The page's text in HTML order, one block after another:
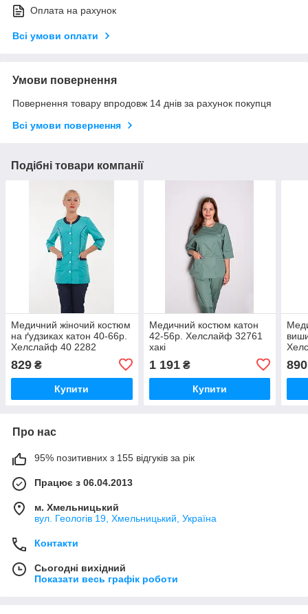
Оплата на рахунок
Всі умови оплати
Умови повернення
Повернення товару впродовж 14 днів за рахунок покупця
Всі умови повернення
Подібні товари компанії
Медичний жіночий костюм
на ґудзиках катон 40-66р.
Хелслайф 40 2282
829 ₴
Купити
Медичний костюм катон
42-56р. Хелслайф 32761
хакі
1 191₴
Купити
890
Про нас
95% позитивних з 155 відгуків за рік
Працює з 06.04.2013
м. Хмельницький
вул. Геологів 19, Хмельницький, Україна
Контакти
Сьогодні вихідний
Показати весь графік роботи